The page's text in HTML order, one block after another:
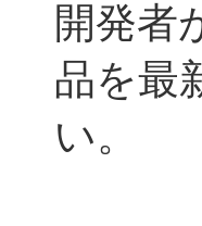
開発者
品を最
い。